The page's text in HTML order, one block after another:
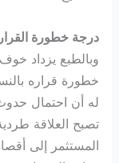
درجة خطورة
وبالطبع يزداد
خطورة قراره
له أن احتمال
تصبح العلاقة
المستثمر إلى